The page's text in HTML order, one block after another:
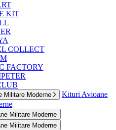
KIT
COLLECT
FACTORY
Militare Moderne
Kituri Avioane
Militare Moderne
Militare Moderne